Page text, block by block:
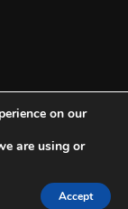
© جميع الحقوق محفوظة -
on our
are using or
Accept